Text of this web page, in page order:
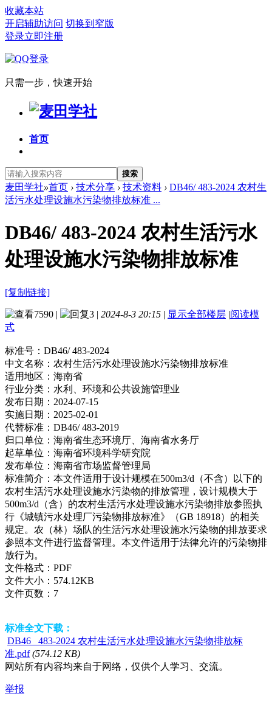
收藏本站
开启辅助访问 切换到窄版
登录立即注册
只需一步，快速开始
首页
搜索
麦田学社»首页 › 技术分享 › 技术资料 › DB46/ 483-2024 农村生
活污水处理设施水污染物排放标准 ...
DB46/ 483-2024 农村生活污水
处理设施水污染物排放标准
[复制链接]
7590 | 3 | 2024-8-3 20:15 | 显示全部楼层 |阅读模
式
标准号： DB46/ 483-2024
中文名称： 农村生活污水处理设施水污染物排放标准
适用地区： 海南省
行业分类： 水利、环境和公共设施管理业
发布日期： 2024-07-15
实施日期： 2025-02-01
代替标准： DB46/ 483-2019
归口单位： 海南省生态环境厅、海南省水务厅
起草单位： 海南省环境科学研究院
发布单位： 海南省市场监督管理局
标准简介： 本文件适用于设计规模在500m3/d（不含）以下的
农村生活污水处理设施水污染物的排放管理，设计规模大于
500m3/d（含）的农村生活污水处理设施水污染物排放参照执
行《城镇污水处理厂污染物排放标准》（GB 18918）的相关
规定。农（林）场队的生活污水处理设施水污染物的排放要求
参照本文件进行监督管理。本文件适用于法律允许的污染物排
放行为。
文件格式： PDF
文件大小： 574.12KB
文件页数： 7
标准全文下载：
DB46_ 483-2024 农村生活污水处理设施水污染物排放标
准.pdf (574.12 KB)
网站所有内容均来自于网络，仅供个人学习、交流。
举报